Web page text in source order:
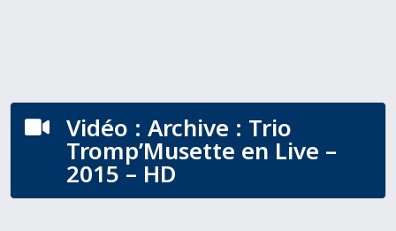
 Vidéo : Archive : Trio
Tromp’Musette en Live –
2015 – HD